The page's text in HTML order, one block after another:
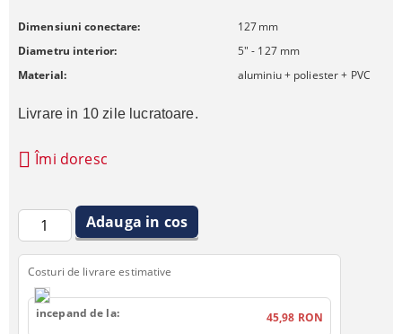
Dimensiuni conectare: 127mm
Diametru interior:
5" - 127 mm
Material:
aluminiu + poliester + PVC
Livrare in 10 zile lucratoare.
Îmi doresc
Costuri de livrare estimative
incepand de la: 45,98 RON